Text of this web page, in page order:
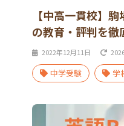
【中高一貫校】
の教育・評判を徹
2022年12月11日
中学受験 学